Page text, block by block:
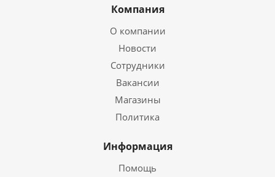
Компания
О компании
Новости
Сотрудники
Вакансии
Магазины
Политика
Информация
Помощь